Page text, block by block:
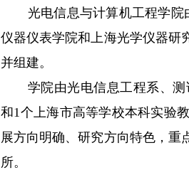
光电信息与计算机工程学院
仪器仪表学院和上海光学仪器研
并组建。
学院由光电信息工程系、
和1个上海市高等学校本科实验
展方向明确、研究方向特色，重
所。